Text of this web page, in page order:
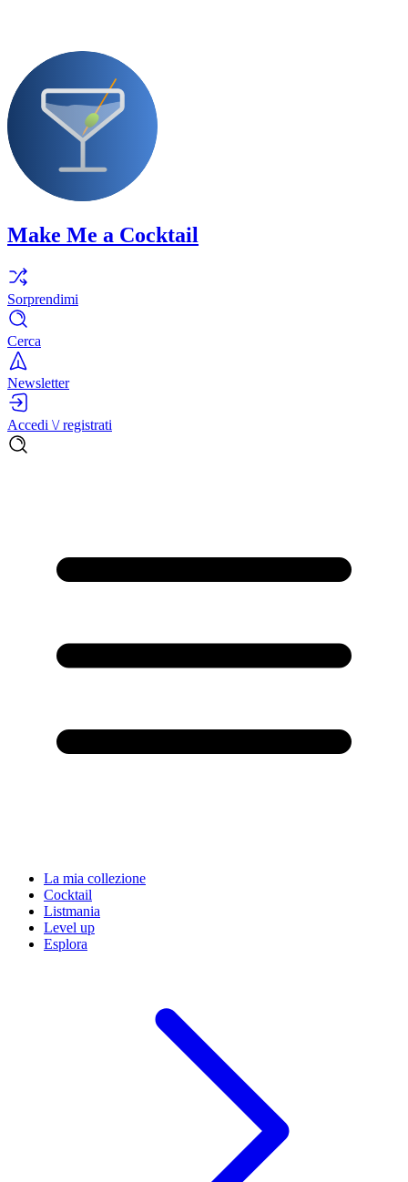
Make Me a Cocktail
Sorprendimi
Cerca
Newsletter
Accedi \/ registrati
La mia collezione
Cocktail
Listmania
Level up
Esplora